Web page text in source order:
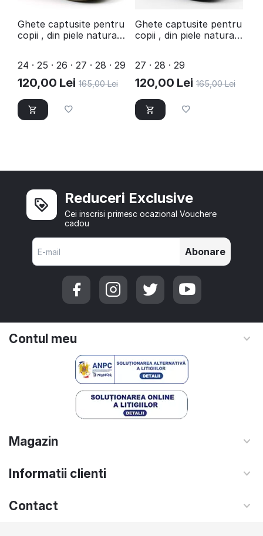
Ghete captusite pentru
copii , din piele naturala
24 · 25 · 26 · 27 · 28 · 29
120,00 Lei 165,00 Lei
Ghete captusite pentru
copii , din piele naturala
27 · 28 · 29
120,00 Lei 165,00 Lei
Reduceri Exclusive
Cei inscrisi primesc ocazional Vouchere
cadou
Abonare
Contul meu
Magazin
Informatii clienti
Contact